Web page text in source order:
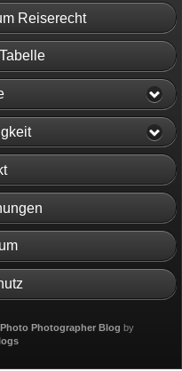
Reiserecht
Photographer Blog by